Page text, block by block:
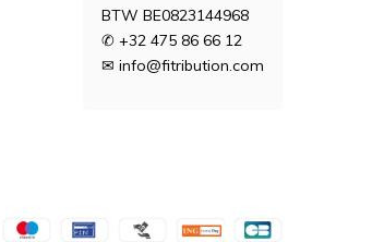
BTW BE0823144968
✆ +32 475 86 66 12
✉ info@fitribution.com